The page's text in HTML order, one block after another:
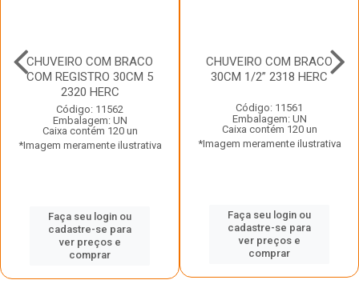
CHUVEIRO COM BRACO
COM REGISTRO 30CM 5
2320 HERC
Código: 11562
Embalagem: UN
Caixa contém 120 un
*Imagem meramente ilustrativa
Faça seu login ou
cadastre-se para
ver preços e
comprar
CHUVEIRO COM BRACO
30CM 1/2” 2318 HERC
Código: 11561
Embalagem: UN
Caixa contém 120 un
*Imagem meramente ilustrativa
Faça seu login ou
cadastre-se para
ver preços e
comprar